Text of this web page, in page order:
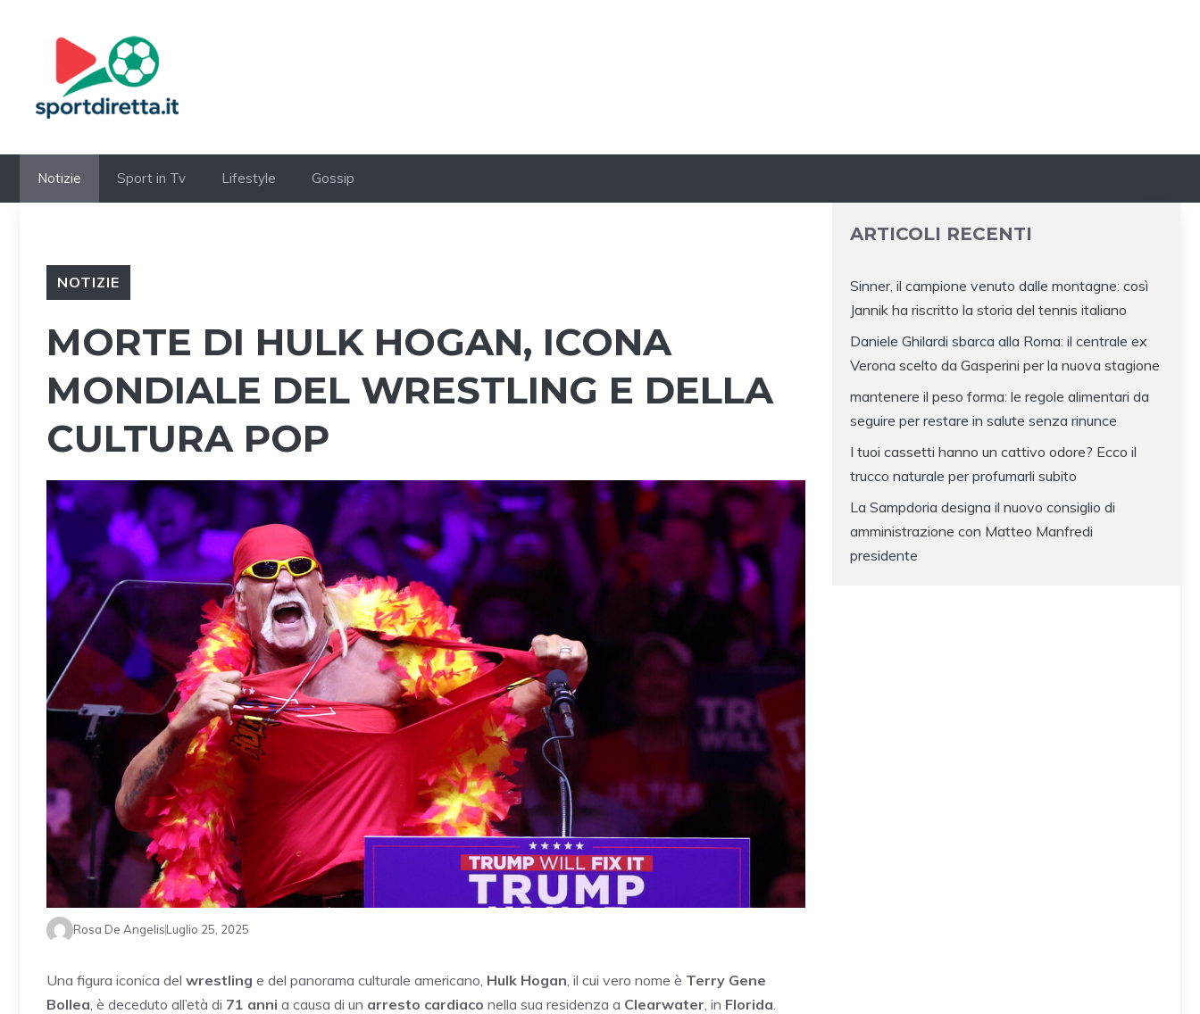
Notizie Sport in Tv Lifestyle Gossip
NOTIZIE
MORTE DI HULK HOGAN, ICONA
MONDIALE DEL WRESTLING E DELLA
CULTURA POP
Rosa De AngelisLuglio 25, 2025
Una figura iconica del wrestling e del panorama culturale americano, Hulk Hogan , il cui vero nome è Terry Gene
Bollea , è deceduto all’età di 71 anni a causa di un arresto cardiaco nella sua residenza a Clearwater , in Florida
ARTICOLI RECENTI
Sinner, il campione venuto dalle montagne: così
Jannik ha riscritto la storia del tennis italiano
Daniele Ghilardi sbarca alla Roma: il centrale ex
Verona scelto da Gasperini per la nuova stagione
mantenere il peso forma: le regole alimentari da
seguire per restare in salute senza rinunce
I tuoi cassetti hanno un cattivo odore? Ecco il
trucco naturale per profumarli subito
La Sampdoria designa il nuovo consiglio di
amministrazione con Matteo Manfredi
presidente